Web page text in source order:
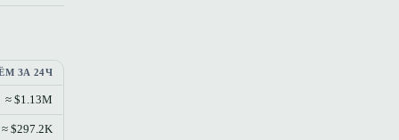
ЗА 24Ч
≈ $1.13M
≈ $297.2K